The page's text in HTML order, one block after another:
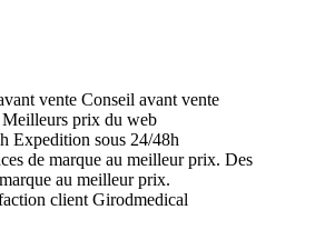
Conseil avant vente
Meilleurs prix du web
Expedition sous 24/48h
Des
au meilleur prix.
client Girodmedical